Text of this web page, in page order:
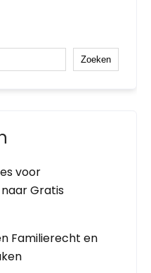
Zoeken
voor
Gratis
Familierecht en